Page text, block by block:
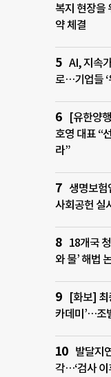
복지 현장을
약 체결
AI, 지속
로…기업들 ‘
[유한양
호영 대표 “
라”
생명보험
사회공헌 실
18개국
와 물’ 해법
[화보] 최
카데미’…조
발달지
각…‘검사 이